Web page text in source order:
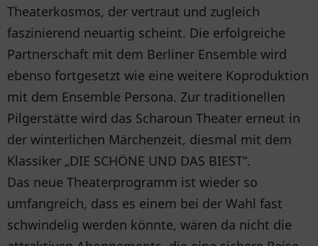
Theaterkosmos, der vertraut und zugleich
faszinierend neuartig scheint. Die erfolgreiche
Partnerschaft mit dem Berliner Ensemble wird
ebenso fortgesetzt wie eine weitere Koproduktion
mit dem Ensemble Persona. Zur traditionellen
Pilgerstätte wird das Scharoun Theater erneut in
der winterlichen Märchenzeit, diesmal mit dem
Klassiker „DIE SCHÖNE UND DAS BIEST“.
Das neue Theaterprogramm ist wieder so
umfangreich, dass es einem bei der Wahl fast
schwindelig werden könnte, wären da nicht die